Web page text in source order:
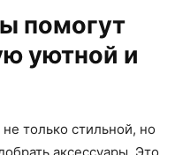
помогут
уютной и
только стильной, но